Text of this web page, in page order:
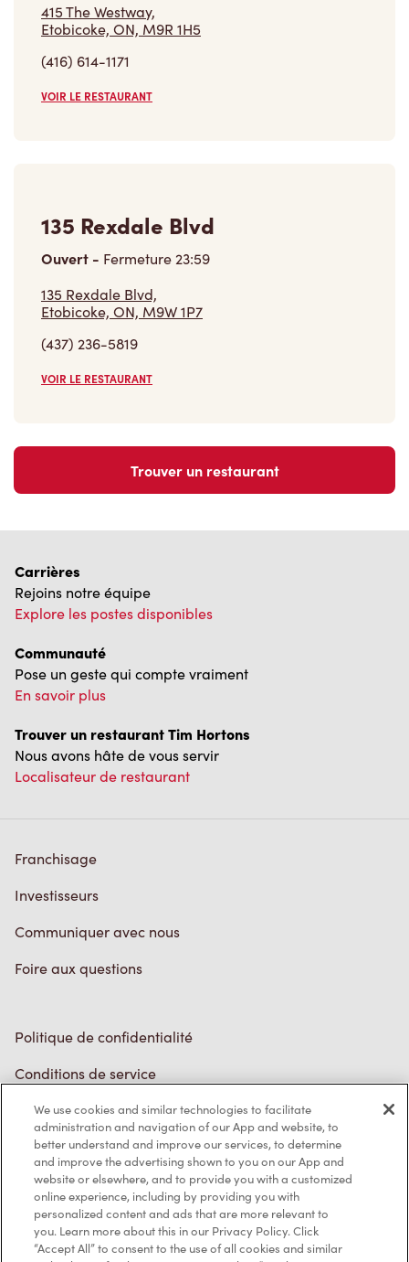
VOIR LE RESTAURANT
135 Rexdale Blvd,
Etobicoke, ON, M9W 1P7
(437) 236-5819
VOIR LE RESTAURANT
Carrières
Explore les postes disponibles
Communauté
Pose un geste qui compte vraiment
En savoir plus
Trouver un restaurant Tim Hortons
Nous avons hâte de vous servir
Localisateur de restaurant
Franchisage
Communiquer avec nous
Foire aux questions
Politique de confidentialité
Marques de commerce
Accessibilité
Diagnostic
Contactez-nous
We use cookies and similar technologies to facilitate
administration and navigation of our App and website, to
better understand and improve our services, to determine
and improve the advertising shown to you on our App and
website or elsewhere, and to provide you with a customized
online experience, including by providing you with
personalized content and ads that are more relevant to
you. Learn more about this in our Privacy Policy. Click
“Accept All” to consent to the use of all cookies and similar